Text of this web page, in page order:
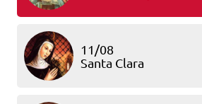
11/08
Santa Clara